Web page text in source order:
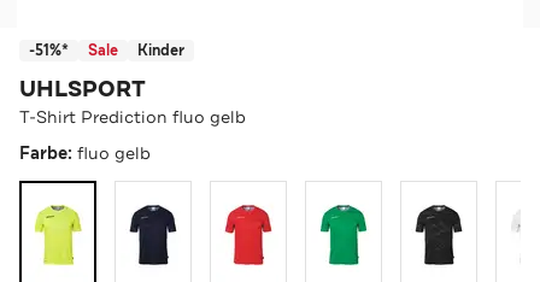
-51%* Sale Kinder
UHLSPORT
T-Shirt Prediction fluo gelb
Farbe: fluo gelb